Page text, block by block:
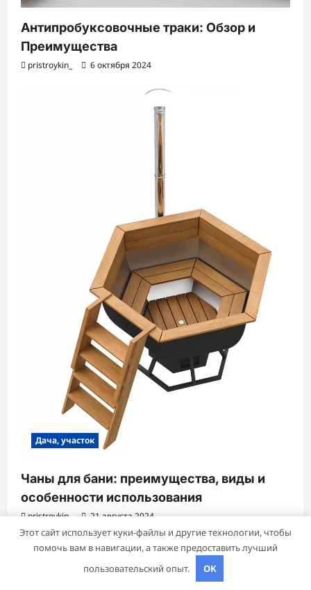
Антипробуксовочные траки: Обзор и
Преимущества
pristroykin_ 6 октября 2024
Дача, участок
Чаны для бани: преимущества, виды и
особенности использования
pristroykin_ 21 августа 2024
Этот сайт использует куки-файлы и другие технологии, чтобы
помочь вам в навигации, а также предоставить лучший
пользовательский опыт.
OK